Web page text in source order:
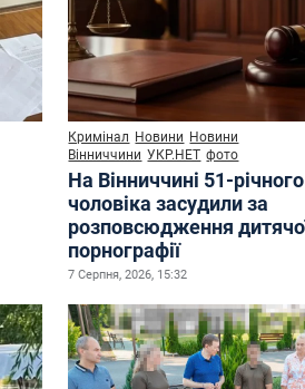
Кримінал Новини Новини
Вінниччини УКР.НЕТ фото
На Вінниччині 51-річного
чоловіка засудили за
розповсюдження
порнографії
7 Серпня, 2026, 15:32